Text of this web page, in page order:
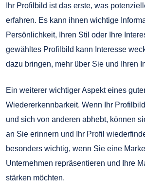
Ihr Profilbild ist das erste, was
erfahren. Es kann ihnen wichtige
Persönlichkeit, Ihren Stil oder Ihre
gewähltes Profilbild kann Interesse
dazu bringen, mehr über Sie und Ihren
Ein weiterer wichtiger Aspekt eines
Wiedererkennbarkeit. Wenn Ihr
und sich von anderen abhebt, können
an Sie erinnern und Ihr Profil
besonders wichtig, wenn Sie eine
Unternehmen repräsentieren und Ihre
stärken möchten.